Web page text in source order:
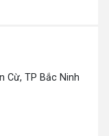
Cừ, TP Bắc Ninh